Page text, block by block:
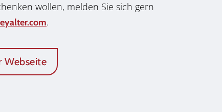
wollen, melden Sie sich gern
.
Webseite